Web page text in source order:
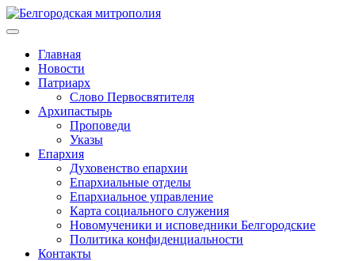
Главная
Новости
Патриарх
Слово Первосвятителя
Архипастырь
Проповеди
Указы
Епархия
Духовенство епархии
Епархиальные отделы
Епархиальное управление
Карта социального служения
Новомученики и исповедники Белгородские
Политика конфиденциальности
Контакты